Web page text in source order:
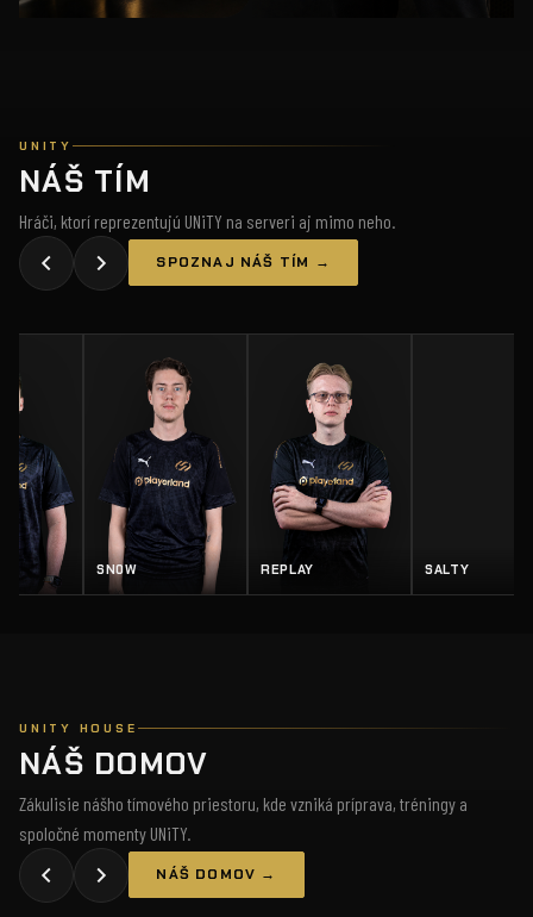
UNITY
NÁŠ TÍM
Hráči, ktorí reprezentujú UNiTY na serveri aj mimo neho.
SPOZNAJ NÁŠ TÍM →
SN0W REPLAY SALTY
UNITY HOUSE
NÁŠ DOMOV
Zákulisie nášho tímového priestoru, kde vzniká príprava, tréningy a
spoločné momenty UNiTY.
NÁŠ DOMOV →